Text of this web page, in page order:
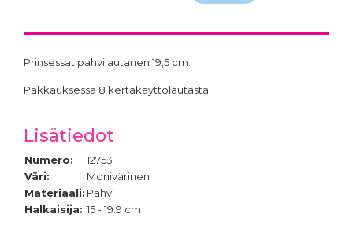
Prinsessat pahvilautanen 19,5 cm.
Pakkauksessa 8 kertakäyttölautasta.
Lisätiedot
Numero:
12753
Väri:
Monivärinen
Materiaali: Pahvi
Halkaisija: 15 - 19.9 cm